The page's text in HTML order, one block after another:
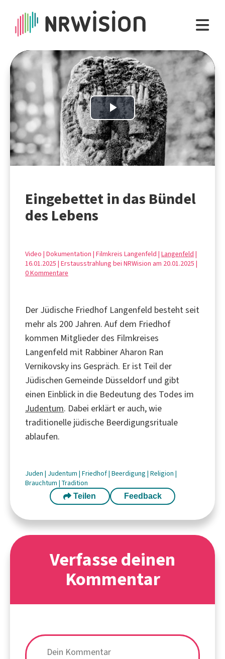
Play
Video
Eingebettet in das Bündel
des Lebens
Video | Dokumentation | Filmkreis Langenfeld | Langenfeld |
16.01.2025 | Erstausstrahlung bei NRWision am 20.01.2025 |
0 Kommentare
Der Jüdische Friedhof Langenfeld besteht seit
mehr als 200 Jahren. Auf dem Friedhof
kommen Mitglieder des Filmkreises
Langenfeld mit Rabbiner Aharon Ran
Vernikovsky ins Gespräch. Er ist Teil der
Jüdischen Gemeinde Düsseldorf und gibt
einen Einblick in die Bedeutung des Todes im
Judentum. Dabei erklärt er auch, wie
traditionelle jüdische Beerdigungsrituale
ablaufen.
Juden | Judentum | Friedhof| Beerdigung | Religion |
Brauchtum | Tradition
Teilen Feedback
Verfasse deinen
Kommentar